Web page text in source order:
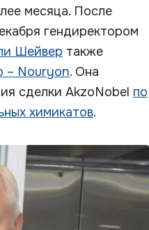
месяца. После
гендиректором
Шейвер также
– Nouryon. Она
сделки AkzoNobel по
химикатов.